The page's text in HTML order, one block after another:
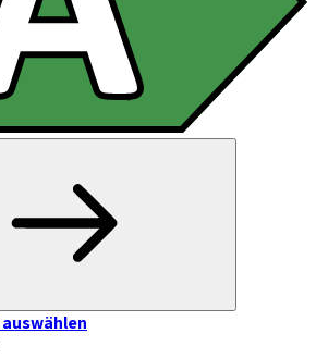
auswählen